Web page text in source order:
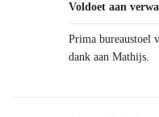
Voldoet aan
Prima bureaustoel
dank aan Mathijs.